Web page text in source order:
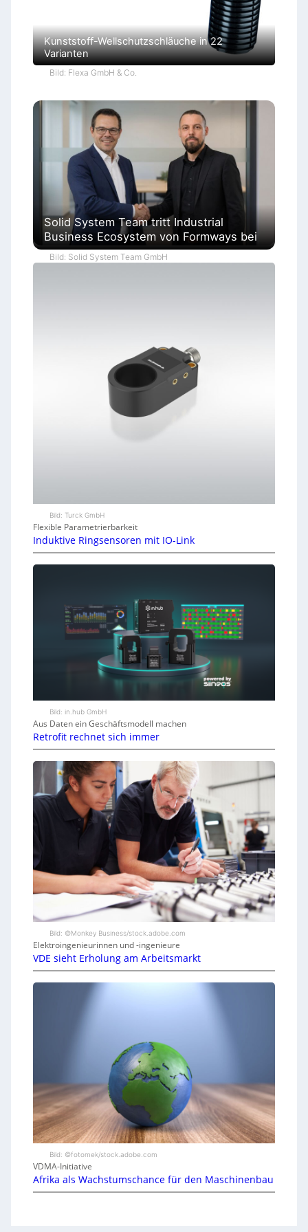
Kunststoff-Wellschutzschläuche in 22
Varianten
Bild: Flexa GmbH & Co.
Solid System Team tritt Industrial
Business Ecosystem von Formways bei
Bild: Solid System Team GmbH
Bild: Turck GmbH
Flexible Parametrierbarkeit
Induktive Ringsensoren mit IO-Link
Bild: in.hub GmbH
Aus Daten ein Geschäftsmodell machen
Retrofit rechnet sich immer
Bild: ©Monkey Business/stock.adobe.com
Elektroingenieurinnen und -ingenieure
VDE sieht Erholung am Arbeitsmarkt
Bild: ©fotomek/stock.adobe.com
VDMA-Initiative
Afrika als Wachstumschance für den Maschinenbau